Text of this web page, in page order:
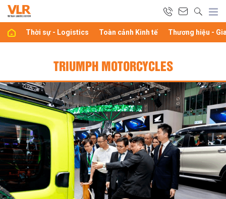
Thời sự - Logistics Toàn cảnh Kinh tế Thương hiệu -
TRIUMPH MOTORCYCLES